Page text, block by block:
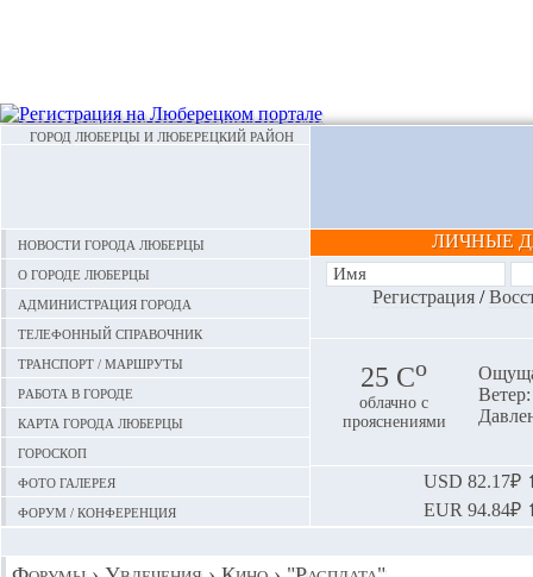
ГОРОД ЛЮБЕРЦЫ И ЛЮБЕРЕЦКИЙ РАЙОН
Новости города Люберцы
О городе Люберцы
Администрация города
Телефонный справочник
Транспорт / маршруты
Работа в городе
Карта города Люберцы
Гороскоп
Фото галерея
Форум / конференция
ЛИЧНЫЕ
Регистрация/
25 Сo
облачно с
прояснениями
USD 82.17₽
EUR 94.84₽